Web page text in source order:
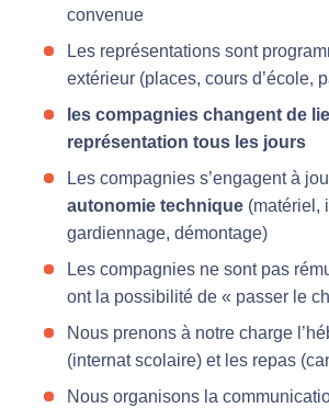
convenue
Les représentations sont
extérieur (places, cours d’école,
les compagnies changent de
représentation tous les jours
Les compagnies s’engagent à
autonomie technique(matériel,
gardiennage, démontage)
Les compagnies ne sont pas
ont la possibilité de « passer le
Nous prenons à notre charge
(internat scolaire) et les repas
Nous organisons la